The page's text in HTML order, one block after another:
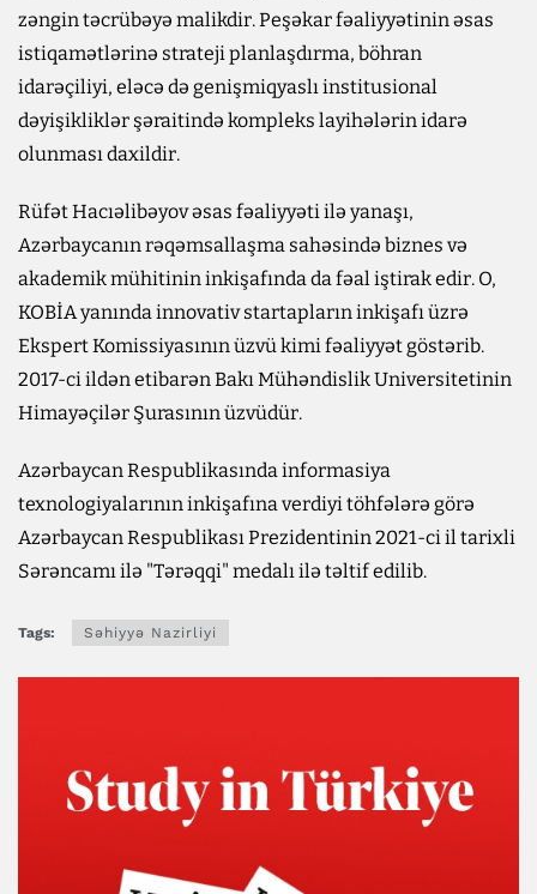
zəngin təcrübəyə malikdir. Peşəkar fəaliyyətinin əsas
istiqamətlərinə strateji planlaşdırma, böhran
idarəçiliyi, eləcə də genişmiqyaslı institusional
dəyişikliklər şəraitində kompleks layihələrin idarə
olunması daxildir.
Rüfət Hacıəlibəyov əsas fəaliyyəti ilə yanaşı,
Azərbaycanın rəqəmsallaşma sahəsində biznes və
akademik mühitinin inkişafında da fəal iştirak edir. O,
KOBİA yanında innovativ startapların inkişafı üzrə
Ekspert Komissiyasının üzvü kimi fəaliyyət göstərib.
2017-ci ildən etibarən Bakı Mühəndislik Universitetinin
Himayəçilər Şurasının üzvüdür.
Azərbaycan Respublikasında informasiya
texnologiyalarının inkişafına verdiyi töhfələrə görə
Azərbaycan Respublikası Prezidentinin 2021-ci il tarixli
Sərəncamı ilə "Tərəqqi" medalı ilə təltif edilib.
Tags: Səhiyyə Nazirliyi